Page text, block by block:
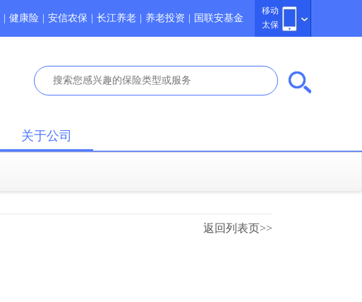
移动
太保
健康险 安信农保 长江养老 养老投资 国联安基金
关于公司
返回列表页>>